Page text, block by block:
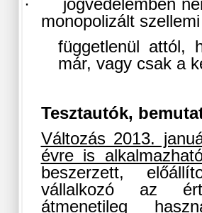
·
jogvédelemben
monopolizált
függetlenül attól,
már, vagy csak a
Tesztautók,
Változás 2013.
évre is
beszerzett,
vállalkozó az
átmenetileg